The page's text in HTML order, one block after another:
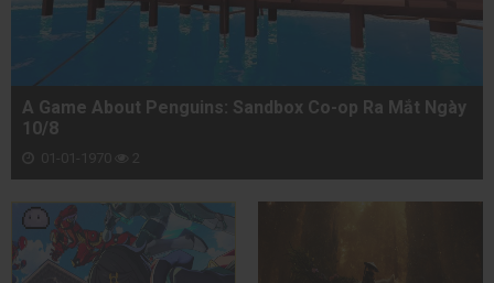
A Game About Penguins: Sandbox Co-op Ra Mắt Ngày
10/8